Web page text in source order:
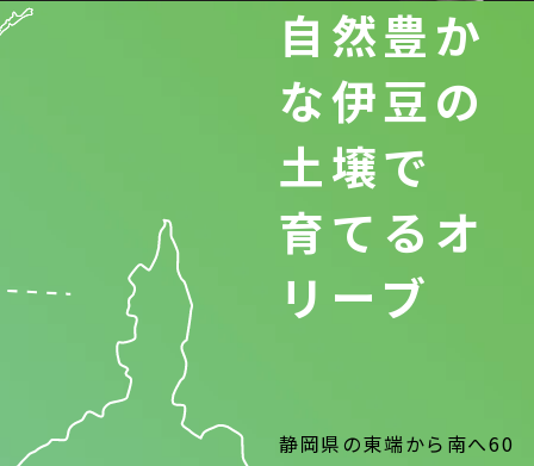
自然豊か
な伊豆の
土壌で
育てるオ
リーブ
静岡県の東端から南へ60